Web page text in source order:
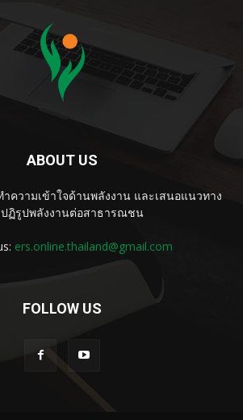
ABOUT US
ำความเข้าใจด้านพลังงาน และเสนอแนวทาง
ปฏิรูปพลังงานต่อสาธารณชน
ers.online.thailand@gmail.com
FOLLOW US